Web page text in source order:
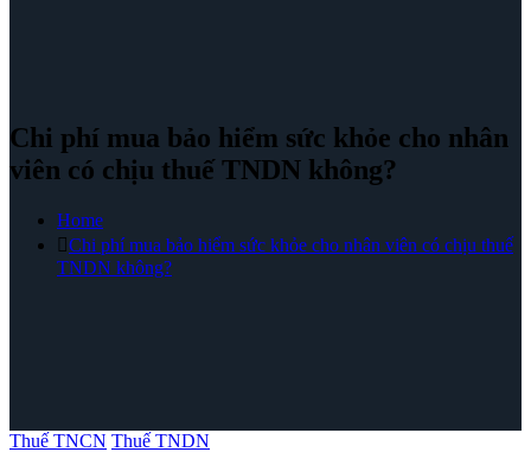
Chi phí mua bảo hiểm sức khỏe cho nhân
viên có chịu thuế TNDN không?
Home
Chi phí mua bảo hiểm sức khỏe cho nhân viên có chịu thuế
TNDN không?
Thuế TNCN Thuế TNDN